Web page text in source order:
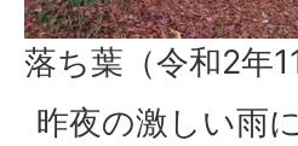
落ち葉（令和2年
昨夜の激しい雨